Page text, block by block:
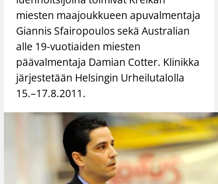
miesten maajoukkueen apuvalmentaja
Giannis Sfairopoulos sekä Australian
alle 19-vuotiaiden miesten
päävalmentaja Damian Cotter. Klinikka
järjestetään Helsingin Urheilutalolla
15.–17.8.2011.